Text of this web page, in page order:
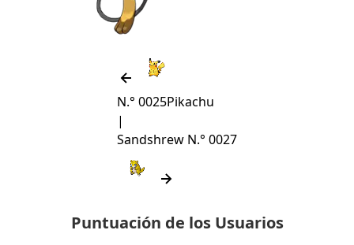
N.° 0025Pikachu
|
Sandshrew N.° 0027
Puntuación de los Usuarios